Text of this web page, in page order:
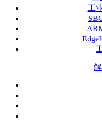
工